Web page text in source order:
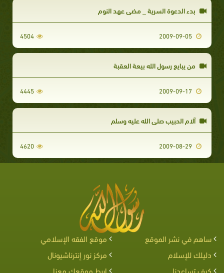
بدء الدعوة السرية _ مضى عهد النوم
4504
من يبايع رسول الله بيعة العقبة
4445
آلام الحبيب صلى الله عليه وسلم
4620
ساهم في نشر الموقع
موقع الفقه الإسلامي
دليلك للإسلام
مركز نور إنترناشيونال
كيف تساعدنا
اربط موقعك معنا